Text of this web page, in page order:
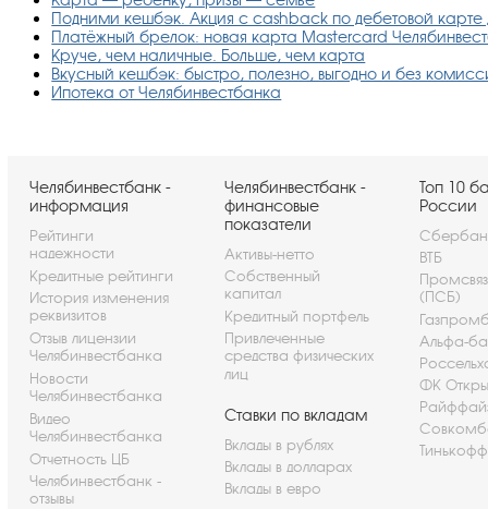
Подними кешбэк. Акция с cashback по дебетовой карте
Платёжный брелок: новая карта Mastercard
Круче, чем наличные. Больше, чем карта
Вкусный кешбэк: быстро, полезно, выгодно и без
Ипотека от Челябинвестбанка
Челябинвестбанк -
информация
Рейтинги
надежности
Кредитные рейтинги
История изменения
реквизитов
Отзыв лицензии
Челябинвестбанка
Новости
Челябинвестбанка
Видео
Челябинвестбанка
Отчетность ЦБ
Челябинвестбанк -
отзывы
Челябинвестбанк -
финансовые
показатели
Активы-нетто
Собственный
капитал
Кредитный портфель
Привлеченные
средства физических
лиц
Ставки по вкладам
Вклады в рублях
Вклады в долларах
Вклады в евро
Топ 10
России
ВТБ
(ПСБ)
Альфа-
ФК